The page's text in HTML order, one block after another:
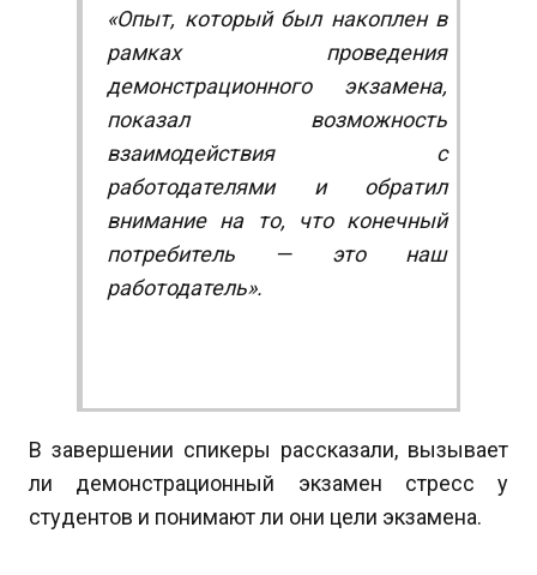
«Опыт, который был накоплен в
рамках проведения
демонстрационного экзамена,
показал возможность
взаимодействия с
работодателями и обратил
внимание на то, что конечный
потребитель — это наш
работодатель».
В завершении спикеры рассказали, вызывает
ли демонстрационный экзамен стресс у
студентов и понимают ли они цели экзамена.